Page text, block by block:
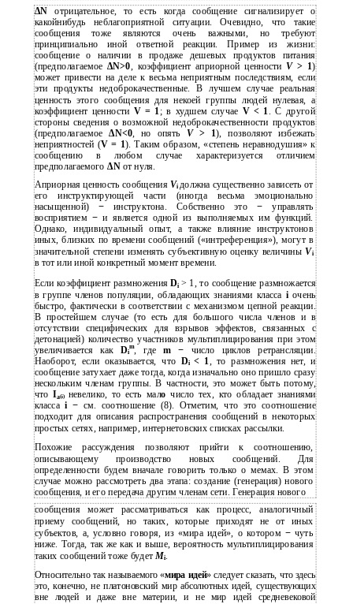
∆Nотрицательное, то есть когда сообщение сигнализирует о
какойнибудь неблагоприятной ситуации. Очевидно, что такие
сообщения тоже являются очень важными, но требуют
принципиально иной ответной реакции. Пример из жизни:
сообщение о наличии в продаже дешевых продуктов питания
(предполагаемое ∆N>0, коэффициент априорной ценностиV> 1)
может привести на деле к весьма неприятным последствиям, если
эти продукты недоброкачественные. В лучшем случае реальная
ценность этого сообщения для некоей группы людей нулевая, а
коэффициент ценности V = 1 ; в худшем случае V < 1 . С другой
стороны сведения о возможной недоброкачественности продуктов
(предполагаемое ∆N<0, но опять V> 1), позволяют избежать
неприятностей (V = 1). Таким образом, «степень неравнодушия» к
сообщению в любом случае характеризуется отличием
предполагаемого ∆N от нуля.
Априорная ценность сообщения Vi должна существенно зависеть от
его инструктирующей части (иногда весьма эмоционально
насыщенной) − инструктона. Собственно это−управлять
восприятием −и является одной из выполняемых им функций.
Однако, индивидуальный опыт, а также влияние инструктонов
иных, близких по времени сообщений («интреференция»), могут в
значительной степени изменять субъективную оценку величиныVi
в тот или иной конкретный момент времени.
Если коэффициент размноженияDi > 1, то сообщение размножается
в группе членов популяции, обладающих знаниями класса i очень
быстро, фактически в соответствии с механизмом цепной реакции.
В простейшем случае (то есть для большого числа членов и в
отсутствии специфических для взрывов эффектов, связанных с
детонацией) количество участников мультиплицирования при этом
увеличивается как Di
m, гдеm− число циклов ретрансляции.
Наоборот, если оказывается, что Di < 1, то размножения нет, и
сообщение затухает даже тогда, когда изначально оно пришло сразу
нескольким членам группы. В частности, это может быть потому,
чтоIa(i) невелико, то есть малочисло тех, кто обладает знаниями
классаi−см. соотношение (8). Отметим, что это соотношение
подходит для описания распространения сообщений в некоторых
простых сетях, например, интернетовских списках рассылки.
Похожие рассуждения позволяют прийти к соотношению,
описывающему производство новых сообщений. Для
определенности будем вначале говорить только о мемах. В этом
случае можно рассмотреть два этапа: создание (генерация) нового
сообщения, и его передача другим членам сети. Генерация нового
сообщения может рассматриваться как процесс, аналогичный
приему сообщений, но таких, которые приходят не от иных
субъектов, а, условно говоря, из «мира идей», о котором − чуть
ниже. Тогда, так же как и выше, вероятность мультиплицирования
таких сообщений тоже будет Mi.
Относительно так называемого «мира идей» следует сказать, что здесь
это, конечно, не платоновский мир абсолютных идей, существующих
вне людей и даже вне материи, и не мир идей средневековой